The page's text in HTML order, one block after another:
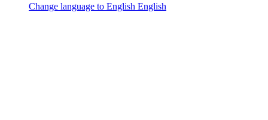
Change language to English English